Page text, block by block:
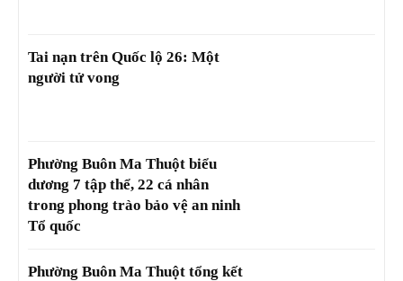
Tai nạn trên Quốc lộ 26: Một
người tử vong
Phường Buôn Ma Thuột biểu
dương 7 tập thể, 22 cá nhân
trong phong trào bảo vệ an ninh
Tổ quốc
Phường Buôn Ma Thuột tổng kết